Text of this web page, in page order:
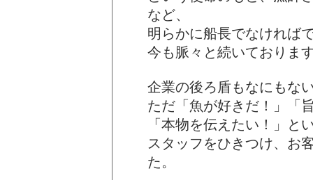
など、
明らかに船長でなければ
今も脈々と続いておりま
企業の後ろ盾もなにもな
ただ「魚が好きだ！」「
「本物を伝えたい！」と
スタッフをひきつけ、お
た。